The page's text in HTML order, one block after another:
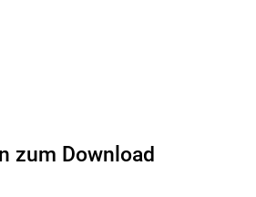
zum Download